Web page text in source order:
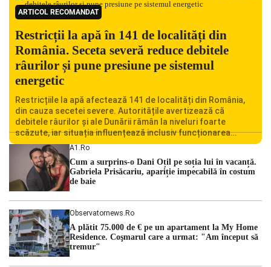
ARTICOL RECOMANDAT
Restricții la apă în 141 de localități din
România. Seceta severă reduce debitele
râurilor și pune presiune pe sistemul
energetic
Restricțiile la apă afectează 141 de localități din România,
din cauza secetei severe. Autoritățile avertizează că
debitele râurilor și ale Dunării rămân la niveluri foarte
scăzute, iar situația influențează inclusiv funcționarea
Centralei Nucleare de la Cernavodă. România se confruntă
cu una dintre cele mai dificile perioade din punct de vedere
hidrologic din ultimii ani. Lipsa […]
A1.ro
Cum a surprins-o Dani Oțil pe soția lui în vacanță.
Gabriela Prisăcariu, apariție impecabilă în costum
de baie
Observatornews.ro
A plătit 75.000 de € pe un apartament la My Home
Residence. Coşmarul care a urmat: "Am început să
tremur"